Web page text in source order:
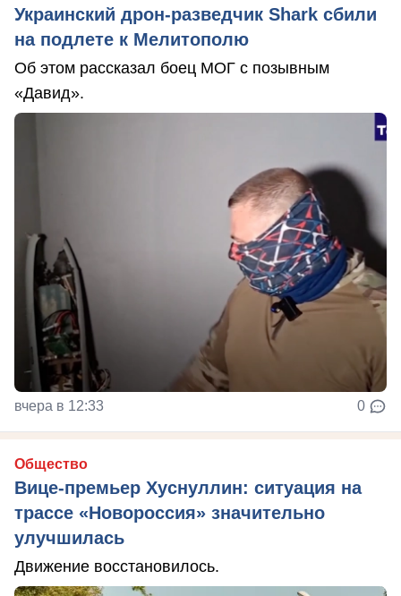
Украинский дрон-разведчик Shark сбили
на подлете к Мелитополю
Об этом рассказал боец МОГ с позывным
«Давид».
вчера в 12:33 0
Общество
Вице-премьер Хуснуллин: ситуация на
трассе «Новороссия» значительно
улучшилась
Движение восстановилось.